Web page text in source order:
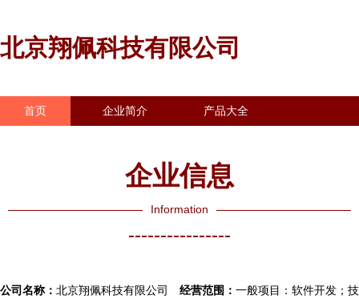
北京翔佩科技有限公司
首页 企业简介 产品大全
企业信息
Information
----------------
公司名称： 北京翔佩科技有限公司
经营范围： 一般项目：软件开发；技